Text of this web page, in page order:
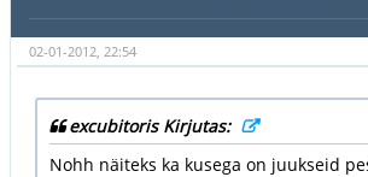
02-01-2012, 22:54
excubitoris Kirjutas:
Nohh näiteks ka kusega on juukseid